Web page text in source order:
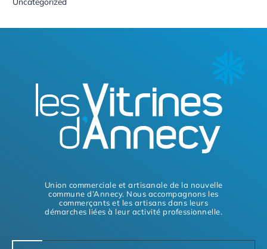
Union commerciale et artisanale de la nouvelle
commune d’Annecy. Nous accompagnons les
commerçants et les artisans dans leurs
démarches liées à leur activité professionnelle.